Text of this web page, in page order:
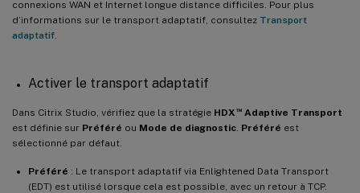
connexions WAN et Internet longue distance difficiles. Pour plus
d’informations sur le transport adaptatif, consultez Transport
adaptatif
Activer le transport adaptatif
Dans Citrix Studio, vérifiez que la stratégie HDX ™Adaptive Transport
est définie sur Préféré ou Mode de diagnostic Préféré est
sélectionné par défaut.
Préféré : Le transport adaptatif via Enlightened Data Transport
(EDT) est utilisé lorsque cela est possible, avec un retour à TCP.